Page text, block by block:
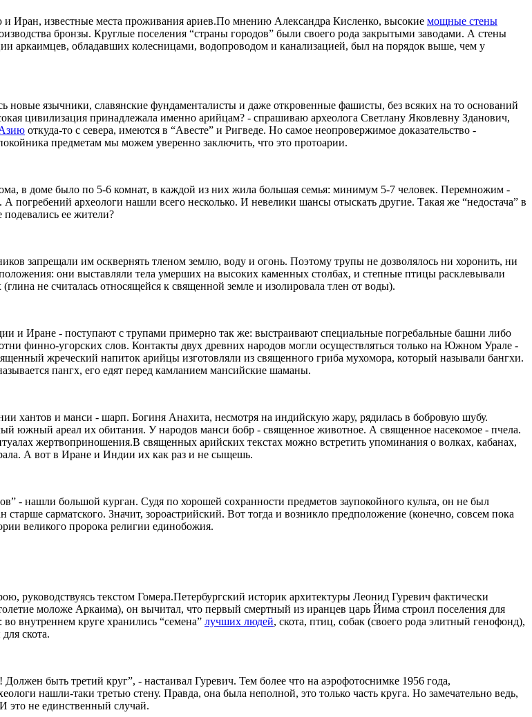
известные места проживания ариев.По мнению Александра Кисленко, высокие мощные стены
бронзы. Круглые поселения “страны городов” были своего рода закрытыми заводами. А стены
аркаимцев, обладавших колесницами, водопроводом и канализацией, был на порядок выше, чем у
язычники, славянские фундаменталисты и даже откровенные фашисты, без всяких на то оснований
цивилизация принадлежала именно арийцам? - спрашиваю археолога Светлану Яковлевну Зданович,
откуда-то с севера, имеются в “Авесте” и Ригведе. Но самое неопровержимое доказательство -
предметам мы можем уверенно заключить, что это протоарии.
в доме было по 5-6 комнат, в каждой из них жила большая семья: минимум 5-7 человек. Перемножим -
погребений археологи нашли всего несколько. И невелики шансы отыскать другие. Такая же “недостача” в
ее жители?
запрещали им осквернять тленом землю, воду и огонь. Поэтому трупы не дозволялось ни хоронить, ни
они выставляли тела умерших на высоких каменных столбах, и степные птицы расклевывали
не считалась относящейся к священной земле и изолировала тлен от воды).
и Иране - поступают с трупами примерно так же: выстраивают специальные погребальные башни либо
финно-угорских слов. Контакты двух древних народов могли осуществляться только на Южном Урале -
жреческий напиток арийцы изготовляли из священного гриба мухомора, который называли бангхи.
пангх, его едят перед камланием мансийские шаманы.
хантов и манси - шарп. Богиня Анахита, несмотря на индийскую жару, рядилась в бобровую шубу.
южный ареал их обитания. У народов манси бобр - священное животное. А священное насекомое - пчела.
жертвоприношения.В священных арийских текстах можно встретить упоминания о волках, кабанах,
А вот в Иране и Индии их как раз и не сыщешь.
- нашли большой курган. Судя по хорошей сохранности предметов заупокойного культа, он не был
сарматского. Значит, зороастрийский. Вот тогда и возникло предположение (конечно, совсем пока
великого пророка религии единобожия.
руководствуясь текстом Гомера.Петербургский историк архитектуры Леонид Гуревич фактически
моложе Аркаима), он вычитал, что первый смертный из иранцев царь Йима строил поселения для
внутреннем круге хранились “семена” лучших людей, скота, птиц, собак (своего рода элитный генофонд),
скота.
быть третий круг”, - настаивал Гуревич. Тем более что на аэрофотоснимке 1956 года,
нашли-таки третью стену. Правда, она была неполной, это только часть круга. Но замечательно ведь,
И это не единственный случай.